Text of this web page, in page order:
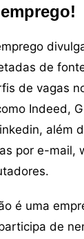
de
de vagas
Indeed,
além
por e-mail,
é uma
de